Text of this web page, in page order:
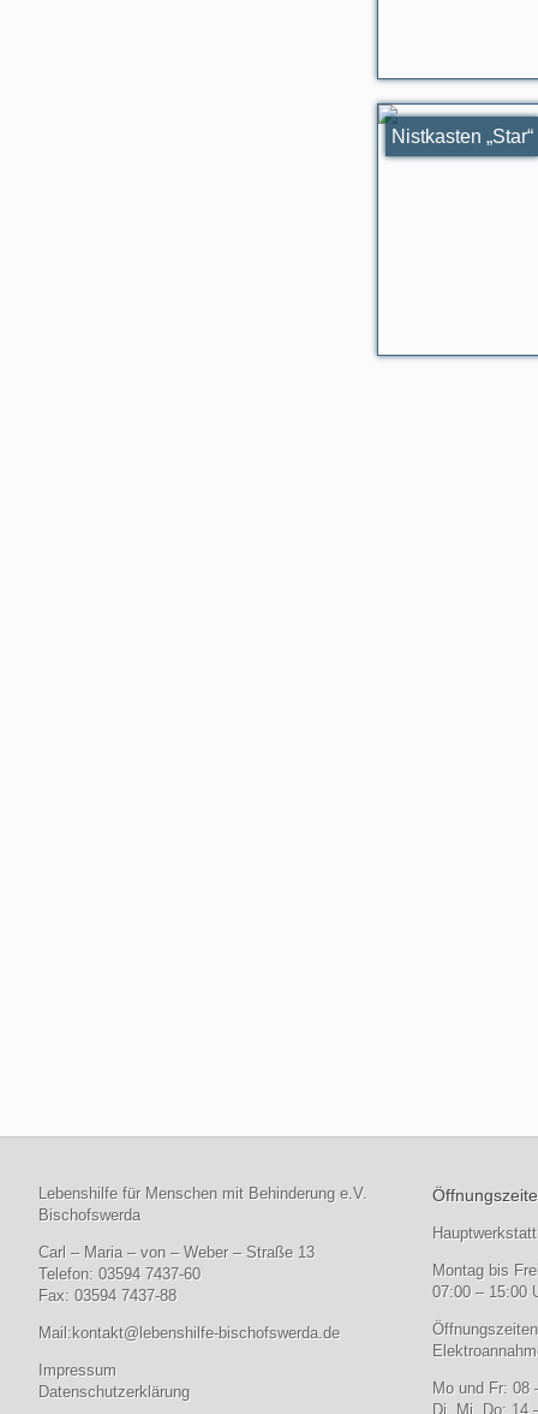
Nistkasten „Star“
Lebenshilfe für Menschen mit Behinderung e.V.
Bischofswerda
Carl – Maria – von – Weber – Straße 13
Telefon: 03594 7437-60
Fax: 03594 7437-88
Mail: kontakt@lebenshilfe-bischofswerda.de
Impressum
Datenschutzerklärung
Hauptwerkstatt
Montag bis
07:00 – 15:00
Öffnungszeiten
Mo und Fr: 08
Di, Mi, Do: 14